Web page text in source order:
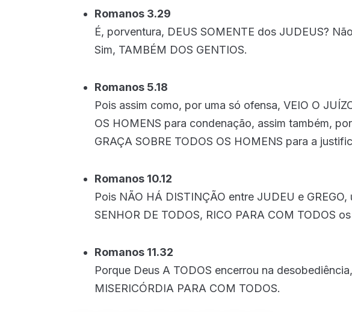
Romanos 3.29
É, porventura, DEUS SOMENTE dos JUDEUS?
Sim, TAMBÉM DOS GENTIOS.
Romanos 5.18
Pois assim como, por uma só ofensa, VEIO O
OS HOMENS para condenação, assim também,
GRAÇA SOBRE TODOS OS HOMENS para a
Romanos 10.12
Pois NÃO HÁ DISTINÇÃO entre JUDEU e
SENHOR DE TODOS, RICO PARA COM TODOS
Romanos 11.32
Porque Deus A TODOS encerrou na
MISERICÓRDIA PARA COM TODOS.